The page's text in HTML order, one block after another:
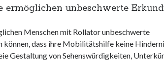
ermöglichen unbeschwerte
Menschen mit Rollator unbeschwerte
können, dass ihre Mobilitätshilfe keine
Gestaltung von Sehenswürdigkeiten,